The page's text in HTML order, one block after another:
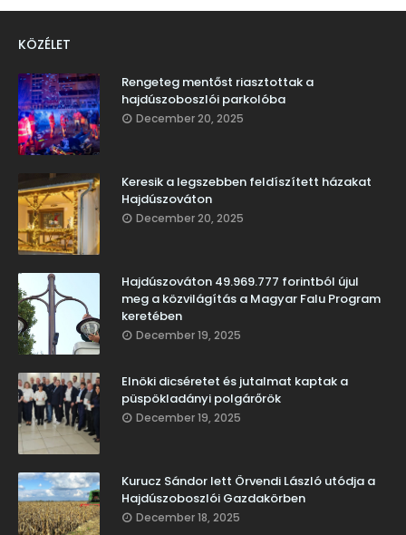
KÖZÉLET
Rengeteg mentőst riasztottak a
hajdúszoboszlói parkolóba
December 20, 2025
Keresik a legszebben feldíszített házakat
Hajdúszováton
December 20, 2025
Hajdúszováton 49.969.777 forintból újul
meg a közvilágítás a Magyar Falu Program
keretében
December 19, 2025
Elnöki dicséretet és jutalmat kaptak a
püspökladányi polgárőrök
December 19, 2025
Kurucz Sándor lett Örvendi László utódja a
Hajdúszoboszlói Gazdakörben
December 18, 2025